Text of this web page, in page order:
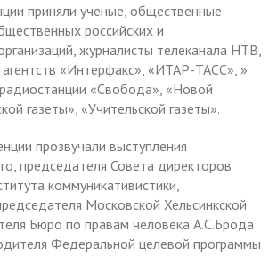
приняли ученые, общественные
российских и
журналисты телеканала НТВ,
«Интерфакс», «ИТАР-ТАСС», »
«Свобода», «Новой
газеты», «Учительской газеты».
прозвучали выступления
председателя Совета директоров
коммуникативистики,
Московской Хельсинкской
Бюро по правам человека А.С.Брода
Федеральной целевой программы